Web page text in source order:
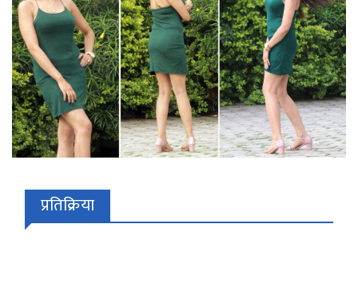
प्रतिक्रिया